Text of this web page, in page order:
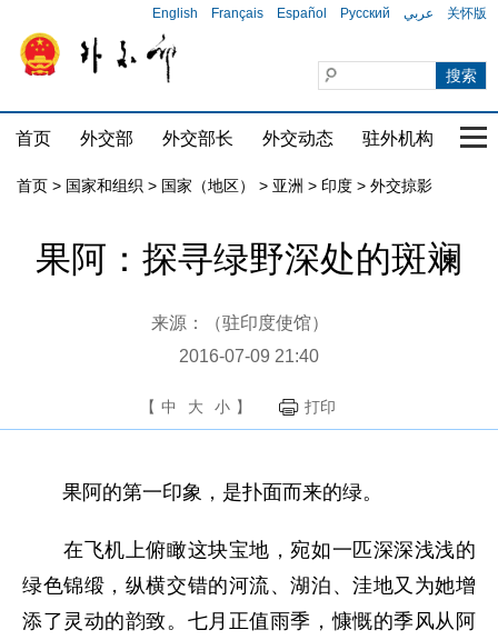
English Français Español Русский عربي 关怀版
首页 外交部 外交部长 外交动态 驻外机构 国
首页 > 国家和组织 > 国家（地区） > 亚洲 > 印度 > 外交掠影
果阿：探寻绿野深处的斑斓
来源：（驻印度使馆）
2016-07-09 21:40
【 中 大 小 】 打印
果阿的第一印象，是扑面而来的绿。
在飞机上俯瞰这块宝地，宛如一匹深深浅浅的
绿色锦缎，纵横交错的河流、湖泊、洼地又为她增
添了灵动的韵致。七月正值雨季，慷慨的季风从阿